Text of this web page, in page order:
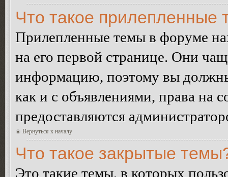
Что такое прилепленные
Прилепленные темы в форуме
на его первой странице. Они
информацию, поэтому вы
как и с объявлениями, права на
предоставляются
Вернуться к началу
Что такое закрытые
Это такие темы, в которых